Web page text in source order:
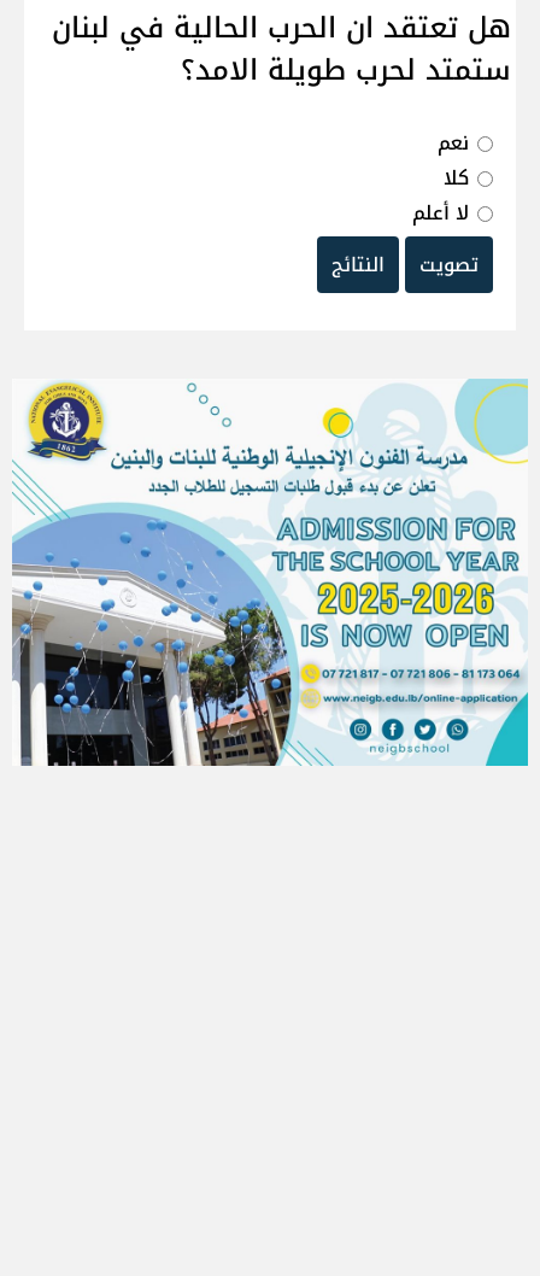
هل تعتقد ان الحرب الحالية في لبنان
ستمتد لحرب طويلة الامد؟
نعم
كلا
لا أعلم
تصويت
النتائج